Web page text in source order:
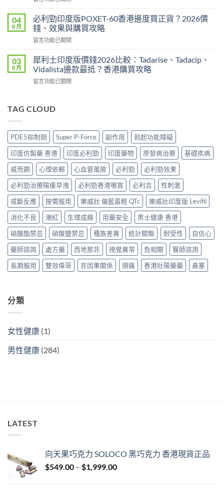
買
安
全？
網
攻
略：
貨
點
＋
3
招
辨
別
假〉
中
Levitra
邊
度
買
貨？
2026
錢、
與
攻
略〉
中
利
吉
Super
P-
藍
P
港
買
2026
雙
效
偉
價
錢、
效
果
與
購
買
攻
略〉
中
04
8 月
必利勁印度版POXET-60香港邊度買正貨？2026價
錢、效果與購買攻略
在
利
勁
印
度
60
邊
度
買
正
貨？
2026
價
錢、
效
果
與
購
買
攻
略〉
中
留言功能已關閉
03
8 月
犀利士印度版價錢2026比較：Tadarise、Tadacip、
Vidalista邊款最抵？香港購買攻略
在
士
版
價
錢
2026
比
較：
Tadarise、
Tadacip、
Vidalista
邊
款
最
抵？
香
港
購
買
留言功能已關閉
TAG CLOUD
PDE5抑制劑 Super P-Force 副作用
勃起功能障礙
印度仿製藥 香港
印度必利勁 印度藥物 原發病治療
基礎疾病
威而鋼
心理依賴 心血管風險 必利勁
必利勁效果
必利勁治療陽痿早洩
必利勁香港哪買 必利吉
性刺激
戒斷反應
按需服用 樂威壯 偏藍最輕 QTc
樂威壯印度版 Levifil
消化不良
潮紅 生理成癮 用藥安全
男士健康 香港
硝酸酯禁忌
硝酸鹽禁忌 種族差異 統計關聯 耐受性
自信心
藥師諮詢
處方藥 西地那非 視覺異常 負相關
醫師諮詢
長期服用
雙效偉哥 非因果關係 頭痛 香港壯陽藥藥 鼻塞
分類
女性健康 (1)
男性健康 (284)
LATEST
向天果巧克力 SOLOCO 黑巧克力 香港現貨正品
$549.00 – $1,999.00Price